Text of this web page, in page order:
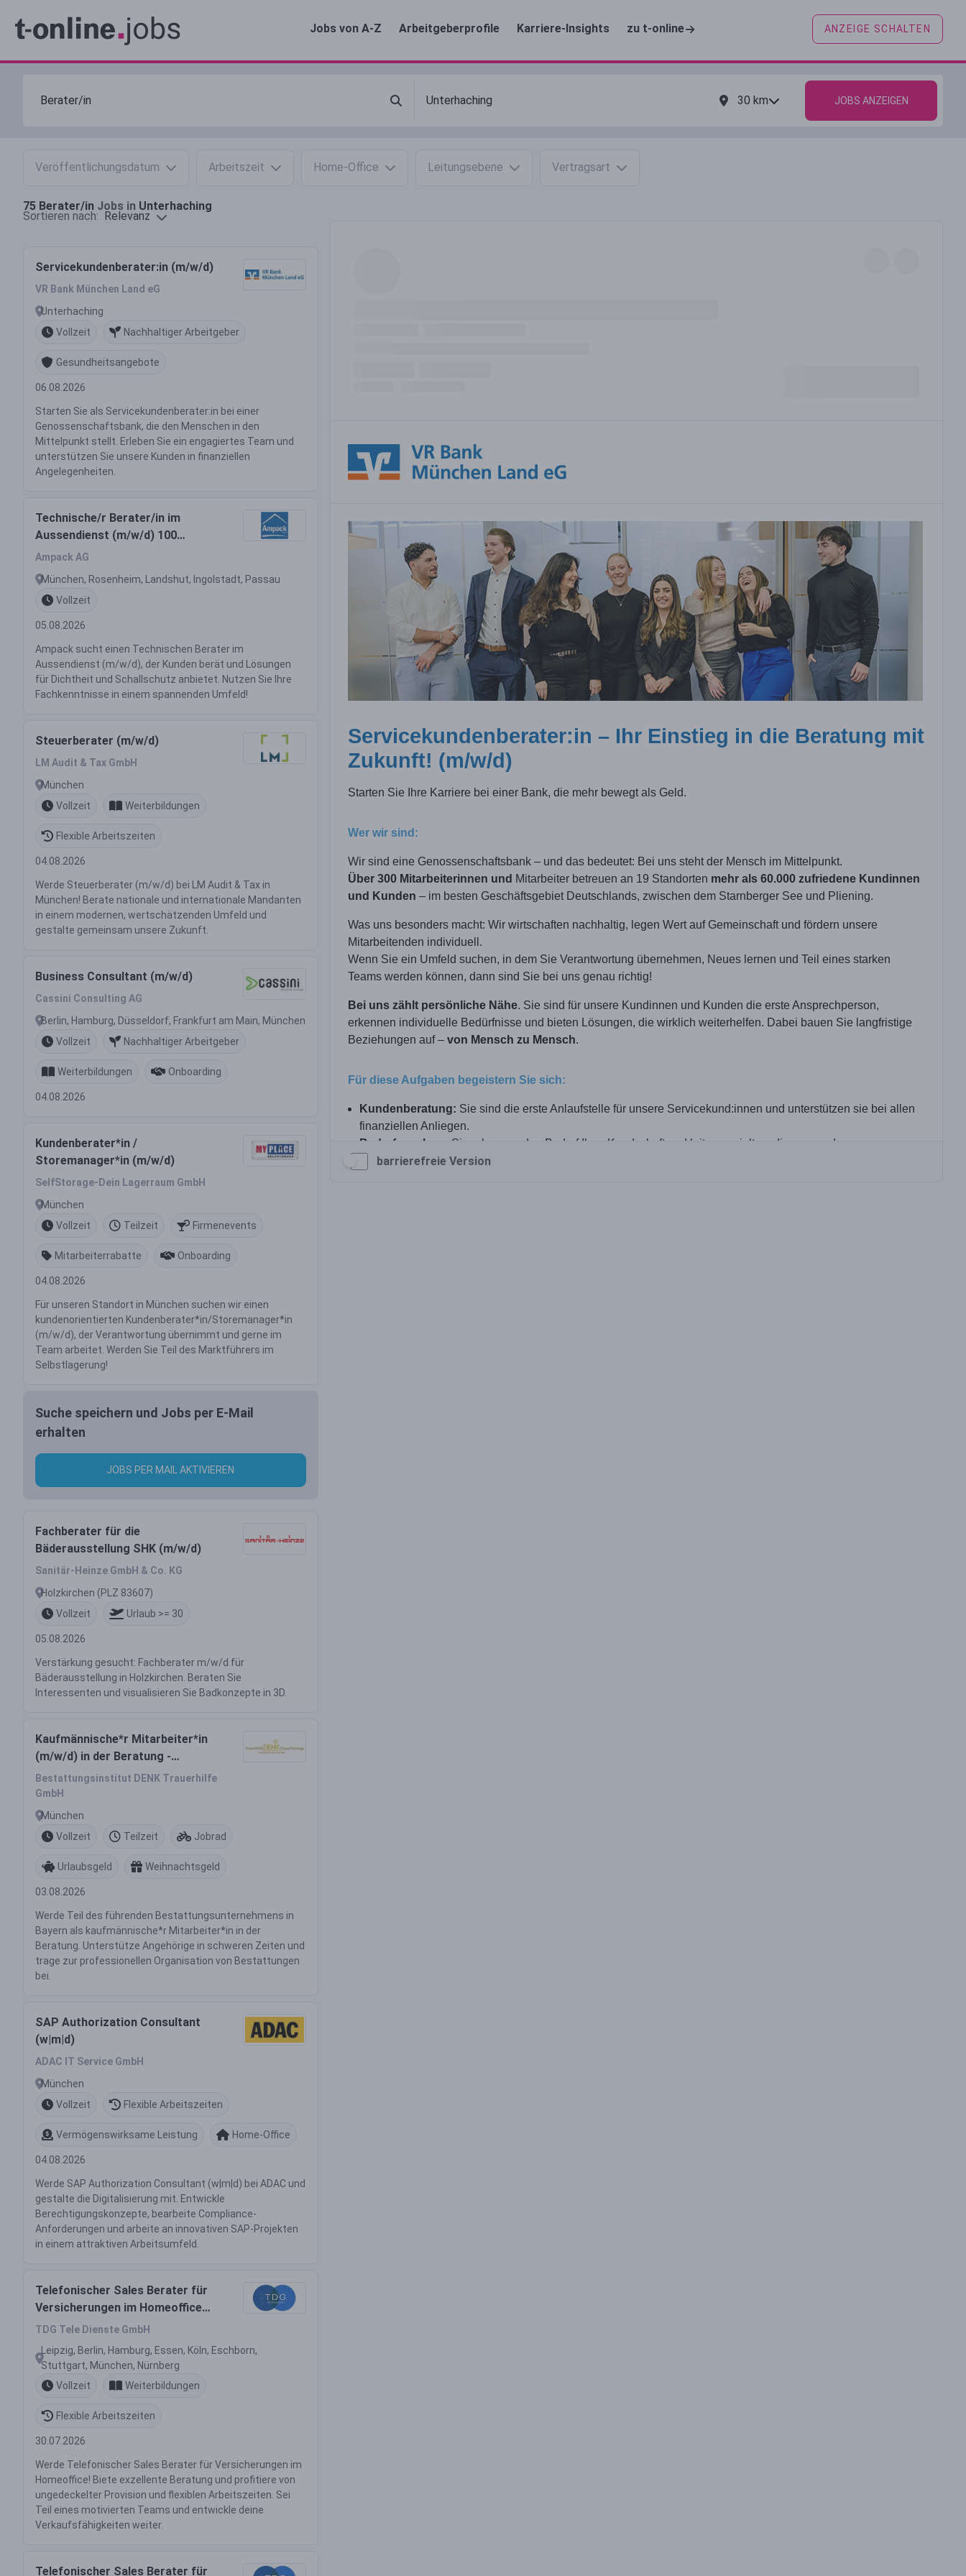
Jobs von A-Z Arbeitgeberprofile Karriere-Insights zu t-online ANZEIGE SCHALTEN
30 km JOBS ANZEIGEN
Veröffentlichungsdatum Arbeitszeit Home-Office Leitungsebene Vertragsart
75 Berater/in Jobs in Unterhaching
Sortieren nach: Relevanz
Servicekundenberater:in (m/w/d)
VR Bank München Land eG
Unterhaching
Vollzeit
Nachhaltiger Arbeitgeber
Gesundheitsangebote
06.08.2026
Starten Sie als Servicekundenberater:in bei einer
Genossenschaftsbank, die den Menschen in den
Mittelpunkt stellt. Erleben Sie ein engagiertes Team und
unterstützen Sie unsere Kunden in finanziellen
Angelegenheiten.
Technische/r Berater/in im
Aussendienst (m/w/d) 100
Prozent
Ampack AG
München, Rosenheim, Landshut, Ingolstadt, Passau
Vollzeit
05.08.2026
Ampack sucht einen Technischen Berater im
Aussendienst (m/w/d), der Kunden berät und Lösungen
für Dichtheit und Schallschutz anbietet. Nutzen Sie Ihre
Fachkenntnisse in einem spannenden Umfeld!
Steuerberater (m/w/d)
LM Audit & Tax GmbH
München
Vollzeit
Weiterbildungen
Flexible Arbeitszeiten
04.08.2026
Werde Steuerberater (m/w/d) bei LM Audit & Tax in
München! Berate nationale und internationale Mandanten
in einem modernen, wertschätzenden Umfeld und
gestalte gemeinsam unsere Zukunft.
Business Consultant (m/w/d)
Cassini Consulting AG
Berlin, Hamburg, Düsseldorf, Frankfurt am Main, München
Vollzeit
Nachhaltiger Arbeitgeber
Weiterbildungen Onboarding
04.08.2026
Kundenberater*in /
Storemanager*in (m/w/d)
SelfStorage-Dein Lagerraum GmbH
München
Vollzeit
Teilzeit Firmenevents
Mitarbeiterrabatte Onboarding
04.08.2026
Für unseren Standort in München suchen wir einen
kundenorientierten Kundenberater*in/Storemanager*in
(m/w/d), der Verantwortung übernimmt und gerne im
Team arbeitet. Werden Sie Teil des Marktführers im
Selbstlagerung!
Suche speichern und Jobs per E-Mail
erhalten
JOBS PER MAIL AKTIVIEREN
Fachberater für die
Bäderausstellung SHK (m/w/d)
Sanitär-Heinze GmbH & Co. KG
Holzkirchen (PLZ 83607)
Vollzeit
Urlaub >= 30
05.08.2026
Verstärkung gesucht: Fachberater m/w/d für
Bäderausstellung in Holzkirchen. Beraten Sie
Interessenten und visualisieren Sie Badkonzepte in 3D.
Kaufmännische*r Mitarbeiter*in
(m/w/d) in der Beratung -
Bestattungswesen in Teilzeit 30
Std./Woche in München
Bestattungsinstitut DENK Trauerhilfe
GmbH
München
Vollzeit
Teilzeit Jobrad
Urlaubsgeld Weihnachtsgeld
03.08.2026
Werde Teil des führenden Bestattungsunternehmens in
Bayern als kaufmännische*r Mitarbeiter*in in der
Beratung. Unterstütze Angehörige in schweren Zeiten und
trage zur professionellen Organisation von Bestattungen
bei.
SAP Authorization Consultant
(w|m|d)
ADAC IT Service GmbH
München
Vollzeit
Flexible Arbeitszeiten
Vermögenswirksame Leistung Home-Office
04.08.2026
Werde SAP Authorization Consultant (w|m|d) bei ADAC und
gestalte die Digitalisierung mit. Entwickle
Berechtigungskonzepte, bearbeite Compliance-
Anforderungen und arbeite an innovativen SAP-Projekten
in einem attraktiven Arbeitsumfeld.
Telefonischer Sales Berater für
Versicherungen im Homeoffice
(m/w/d)
TDG Tele Dienste GmbH
Leipzig, Berlin, Hamburg, Essen, Köln, Eschborn,
Stuttgart, München, Nürnberg
Vollzeit
Weiterbildungen
Flexible Arbeitszeiten
30.07.2026
Werde Telefonischer Sales Berater für Versicherungen im
Homeoffice! Biete exzellente Beratung und profitiere von
ungedeckelter Provision und flexiblen Arbeitszeiten. Sei
Teil eines motivierten Teams und entwickle deine
Verkaufsfähigkeiten weiter.
Telefonischer Sales Berater für
barrierefreie Version